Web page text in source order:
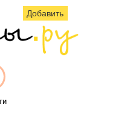
Добавить